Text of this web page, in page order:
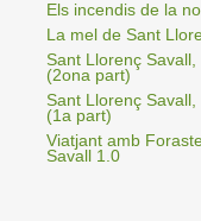
Els incendis de la
La mel de Sant
Sant Llorenç
(2ona part)
Sant Llorenç
(1a part)
Viatjant amb
Savall 1.0